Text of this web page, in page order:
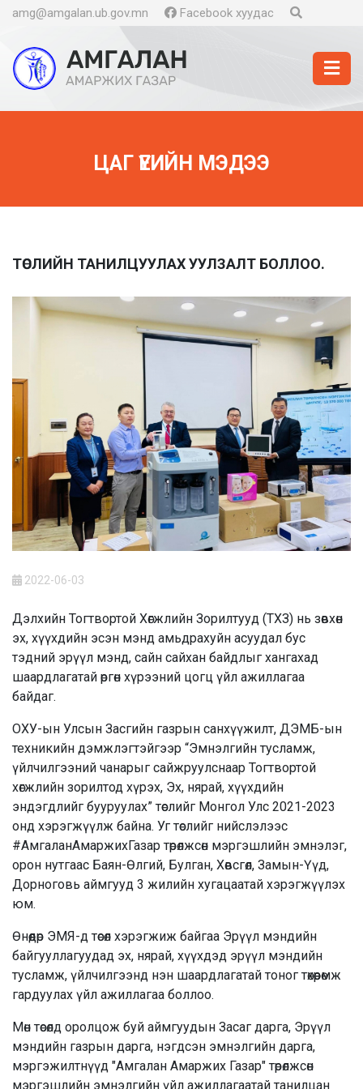
amg@amgalan.ub.gov.mn Facebook хуудас
ЦАГ ҮЕИЙН МЭДЭЭ
ТӨСЛИЙН ТАНИЛЦУУЛАХ УУЛЗАЛТ БОЛЛОО.
2022-06-03
Дэлхийн Тогтвортой Хөгжлийн Зорилтууд (ТХЗ) нь зөвхөн
эх, хүүхдийн эсэн мэнд амьдрахуйн асуудал бус
тэдний эрүүл мэнд, сайн сайхан байдлыг хангахад
шаардлагатай өргөн хүрээний цогц үйл ажиллагаа
байдаг.
ОХУ-ын Улсын Засгийн газрын санхүүжилт, ДЭМБ-ын
техникийн дэмжлэгтэйгээр “Эмнэлгийн тусламж,
үйлчилгээний чанарыг сайжруулснаар Тогтвортой
хөгжлийн зорилтод хүрэх, Эх, нярай, хүүхдийн
эндэгдлийг бууруулах” төслийг Монгол Улс 2021-2023
онд хэрэгжүүлж байна. Уг төслийг нийслэлээс
#АмгаланАмаржихГазар төрөлжсөн мэргэшлийн эмнэлэг,
орон нутгаас Баян-Өлгий, Булган, Хөвсгөл, Замын-Үүд,
Дорноговь аймгууд 3 жилийн хугацаатай хэрэгжүүлэх
юм.
Өнөөдөр ЭМЯ-д төсөл хэрэгжиж байгаа Эрүүл мэндийн
байгууллагуудад эх, нярай, хүүхдэд эрүүл мэндийн
тусламж, үйлчилгээнд нэн шаардлагатай тоног төхөөрөмж
гардуулах үйл ажиллагаа боллоо.
Мөн төсөлд оролцож буй аймгуудын Засаг дарга, Эрүүл
мэндийн газрын дарга, нэгдсэн эмнэлгийн дарга,
мэргэжилтнүүд "Амгалан Амаржих Газар" төрөлжсөн
мэргэшлийн эмнэлгийн үйл ажиллагаатай танилцан